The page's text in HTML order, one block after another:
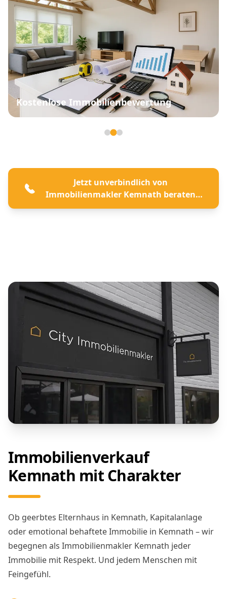
Kostenlose Immobilienbewertung
Jetzt unverbindlich von
Immobilienmakler Kemnath beraten
lassen
Immobilienverkauf
Kemnath mit Charakter
Ob geerbtes Elternhaus in Kemnath, Kapitalanlage
oder emotional behaftete Immobilie in Kemnath – wir
begegnen als Immobilienmakler Kemnath jeder
Immobilie mit Respekt. Und jedem Menschen mit
Feingefühl.